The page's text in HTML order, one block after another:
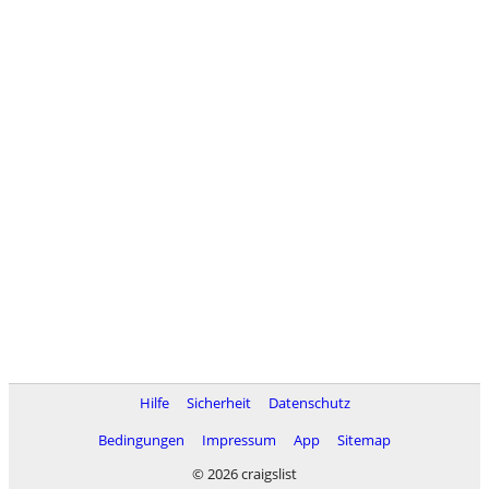
Hilfe Sicherheit
Datenschutz
Bedingungen
Impressum App
Sitemap
© 2026 craigslist